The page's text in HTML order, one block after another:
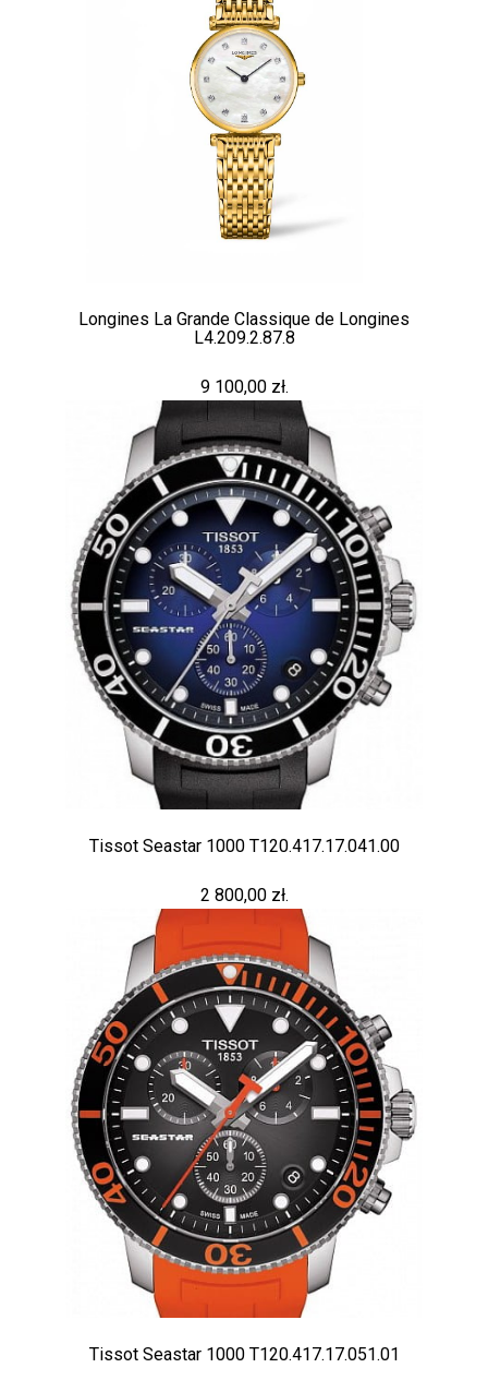
Longines La Grande Classique de Longines
L4.209.2.87.8
9 100,00 zł.
Tissot Seastar 1000 T120.417.17.041.00
2 800,00 zł.
Tissot Seastar 1000 T120.417.17.051.01